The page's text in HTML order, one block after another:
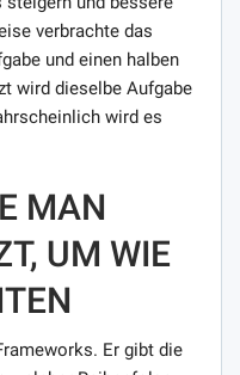
verbrachte das
und einen halben
wird dieselbe Aufgabe
wird es
MAN
UM WIE
Er gibt die